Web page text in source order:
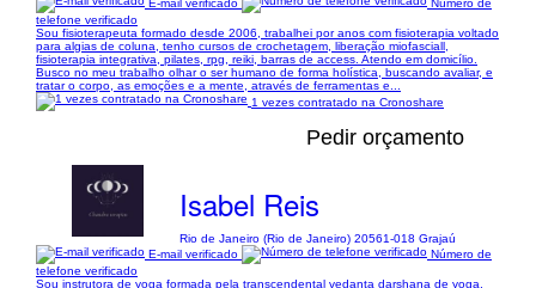
telefone verificado
Sou fisioterapeuta formado desde 2006, trabalhei por anos com fisioterapia voltado
para algias de coluna, tenho cursos de crochetagem, liberação miofasciall,
fisioterapia integrativa, pilates, rpg, reiki, barras de access. Atendo em domicílio.
Busco no meu trabalho olhar o ser humano de forma holística, buscando avaliar, e
tratar o corpo, as emoções e a mente, através de ferramentas e...
1 vezes contratado na Cronoshare
Pedir orçamento
Isabel Reis
Rio de Janeiro (Rio de Janeiro) 20561-018 Grajaú
E-mail verificado
Número de
telefone verificado
Sou instrutora de yoga formada pela transcendental vedanta darshana de yoga,